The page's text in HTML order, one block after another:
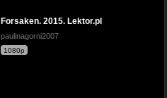
Forsaken. 2015. Lektor.pl
paulinagorni2007
1080p